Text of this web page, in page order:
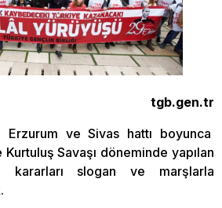
tgb.gen.tr
Erzurum ve Sivas hattı boyunca
Kurtuluş Savaşı döneminde yapılan
kararları slogan ve marşlarla